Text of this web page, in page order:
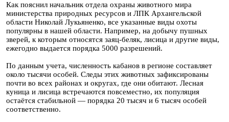
Как пояснил начальник отдела охраны животного мира
министерства природных ресурсов и ЛПК Архангельской
области Николай Лукьяненко, все указанные виды охоты
популярны в нашей области. Например, на добычу пушных
зверей, к которым относятся заяц-беляк, лисица и другие виды,
ежегодно выдается порядка 5000 разрешений.
По данным учета, численность кабанов в регионе составляет
около тысячи особей. Следы этих животных зафиксированы
почти во всех районах и округах, где они обитают. Лесная
куница и лисица встречаются повсеместно, их популяция
остаётся стабильной — порядка 20 тысяч и 6 тысяч особей
соответственно.